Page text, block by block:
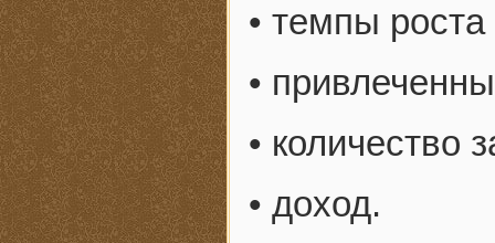
• темпы
•
• количество
• доход.